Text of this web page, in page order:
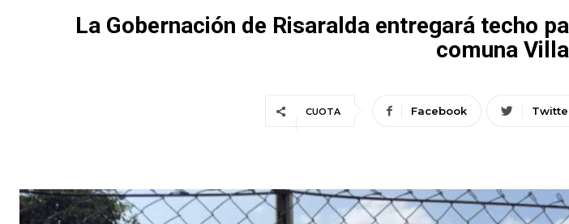
La Gobernación de Risaralda entregará techo
comuna
CUOTA Facebook